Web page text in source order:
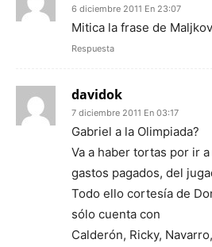
6 diciembre 2011 En 23:07
Mitica la frase de
Respuesta
davidok
7 diciembre 2011 En 03:17
Gabriel a la Olimpiada?
Va a haber tortas por ir
gastos pagados, del
Todo ello cortesía de
sólo cuenta con
Calderón, Ricky,